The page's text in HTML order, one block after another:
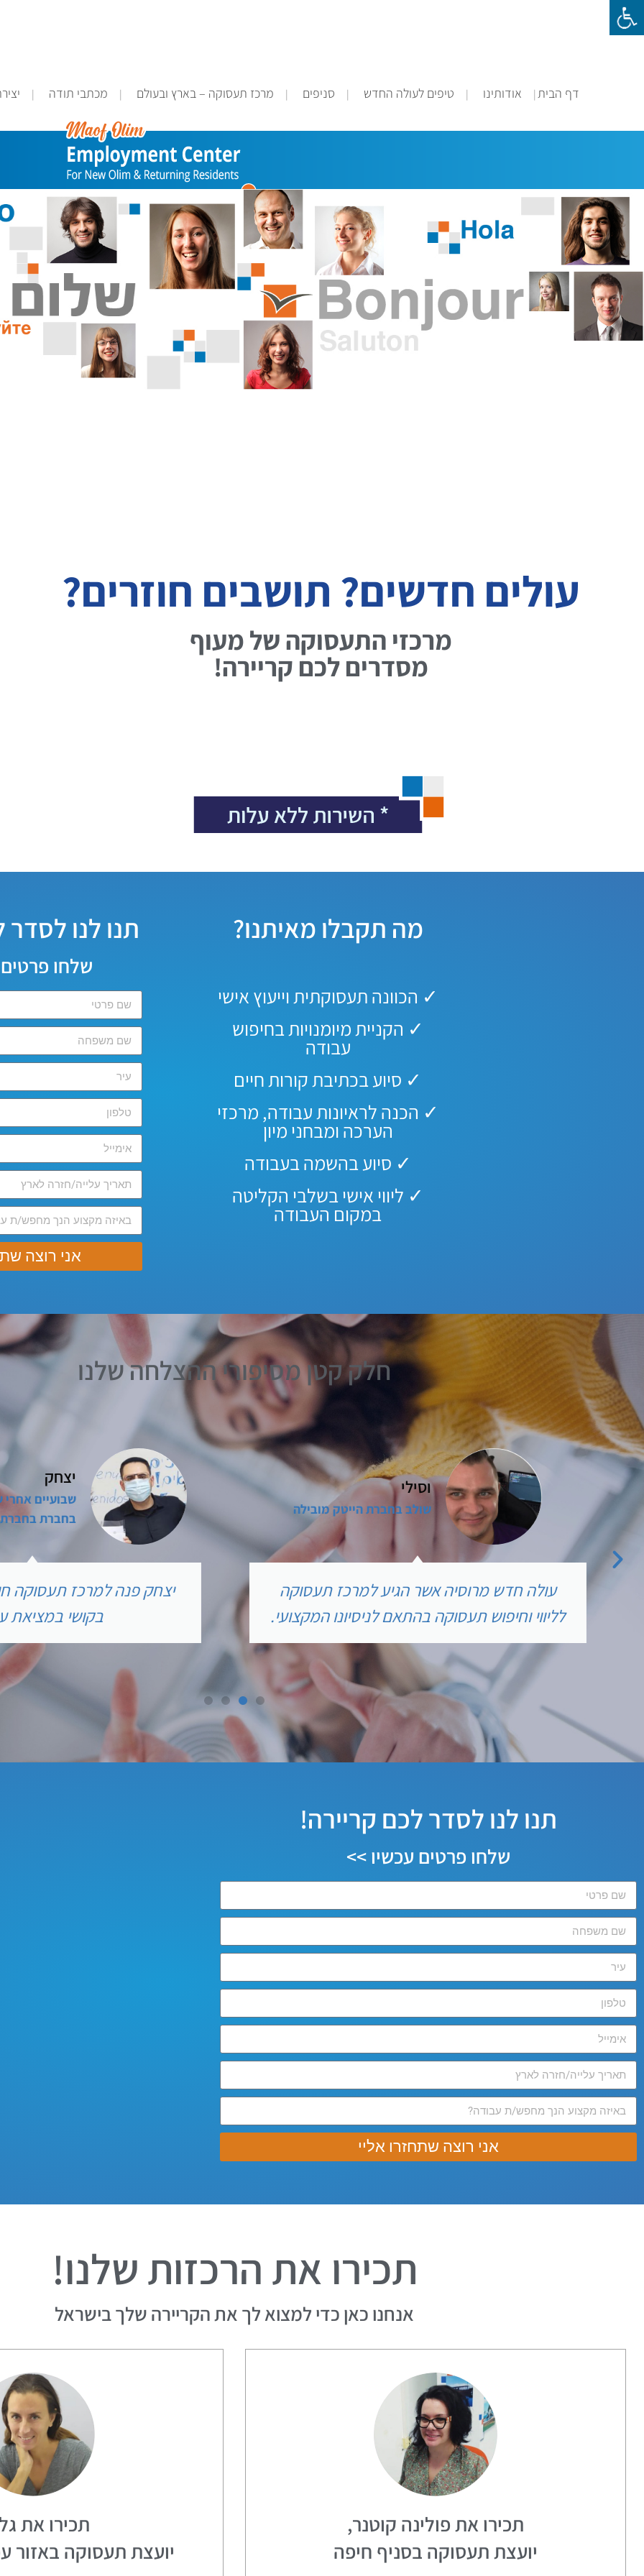
דף הבית אודותינו טיפים לעולה החדש סניפים מרכז תעסוקה – בארץ ובעולם מכתבי תודה
עולים חדשים? תושבים חוזרים?
מרכזי התעסוקה של מעוף
מסדרים לכם קריירה!
מה תקבלו מאיתנו?
✓ הכוונה תעסוקתית וייעוץ אישי
✓ הקניית מיומנויות בחיפוש
עבודה
✓ סיוע בכתיבת קורות חיים
✓ הכנה לראיונות עבודה, מרכזי
הערכה ומבחני מיון
✓ סיוע בהשמה בעבודה
✓ ליווי אישי בשלבי הקליטה
במקום העבודה
תנו לנו
שלחו
אני רוצה
חלק קטן מסיפורי ההצלחה שלנו
עולה חדש מרוסיה אשר הגיע למרכז תעסוקה
לליווי וחיפוש תעסוקה בהתאם לניסיונו המקצועי.
וסילי
שולב בחברת הייטק מובילה
יצחק פנה למרכז תעסוקה
בקושי במציאת
יצחק
שבועיים אחרי
בחברת בחברת
תנו לנו לסדר לכם קריירה!
שלחו פרטים עכשיו >>
אני רוצה שתחזרו אליי
תכירו את הרכזות שלנו!
אנחנו כאן כדי למצוא לך את הקריירה שלך בישראל
תכירו את פולינה קוטנר,
יועצת תעסוקה בסניף חיפה
תכירו את
יועצת תעסוקה באזור